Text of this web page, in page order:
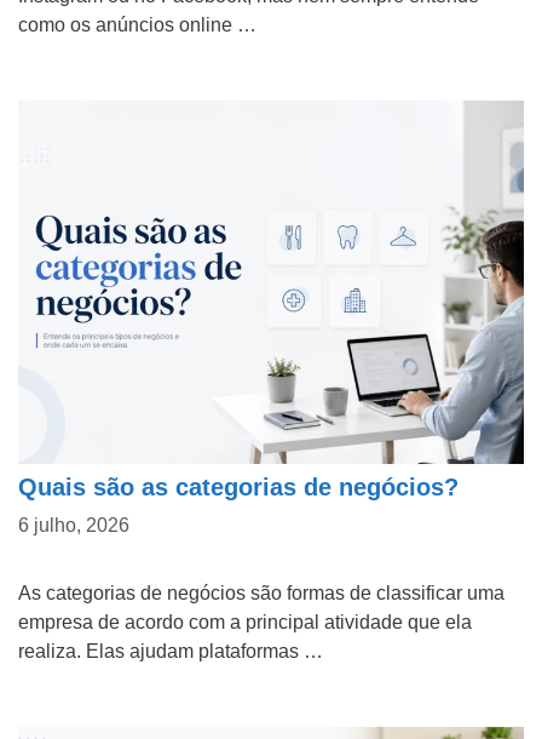
como os anúncios online …
Quais são as categorias de negócios?
6 julho, 2026
As categorias de negócios são formas de classificar uma
empresa de acordo com a principal atividade que ela
realiza. Elas ajudam plataformas …